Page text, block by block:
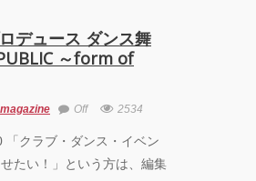
アオイヤマダ&小栗
芸術劇場『未練の幽
「円山町」―』
デュース ダンス舞
～form of
Off 2534
クラブ・ダンス・イベン
たい！」という方は、編集